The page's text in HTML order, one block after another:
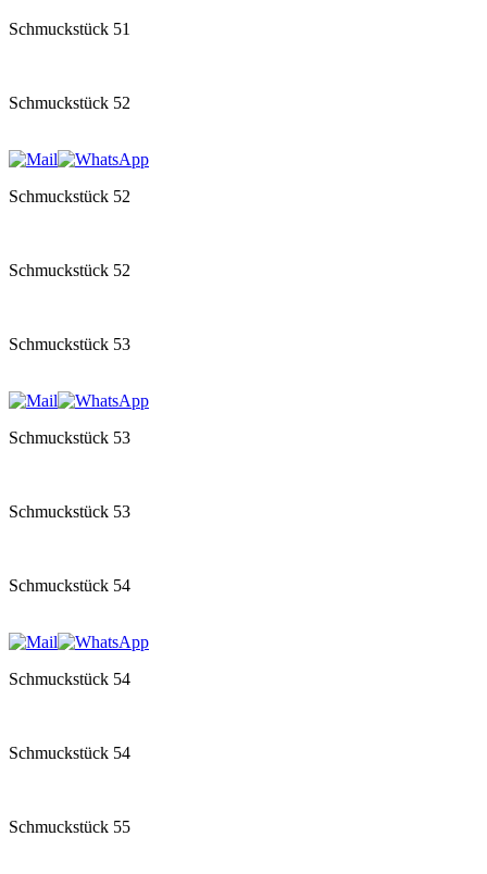
Schmuckstück 51
Schmuckstück 52
Schmuckstück 52
Schmuckstück 52
Schmuckstück 53
Schmuckstück 53
Schmuckstück 53
Schmuckstück 54
Schmuckstück 54
Schmuckstück 54
Schmuckstück 55